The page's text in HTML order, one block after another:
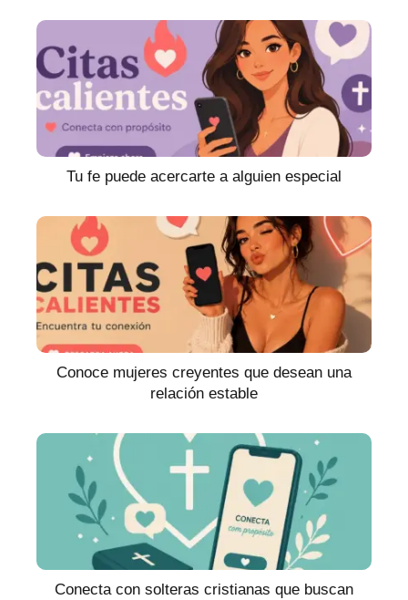
Tu fe puede acercarte a alguien especial
Conoce mujeres creyentes que desean una
relación estable
Conecta con solteras cristianas que buscan